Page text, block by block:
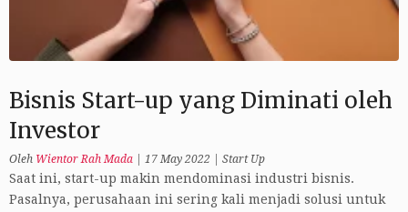
Bisnis Start-up yang Diminati oleh
Investor
Oleh Wientor Rah Mada 17 May 2022 Start Up
Saat ini, start-up makin mendominasi industri bisnis.
Pasalnya, perusahaan ini sering kali menjadi solusi untuk